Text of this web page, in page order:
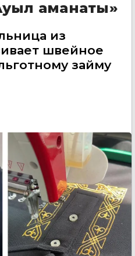
аманаты»
из
швейное
займу